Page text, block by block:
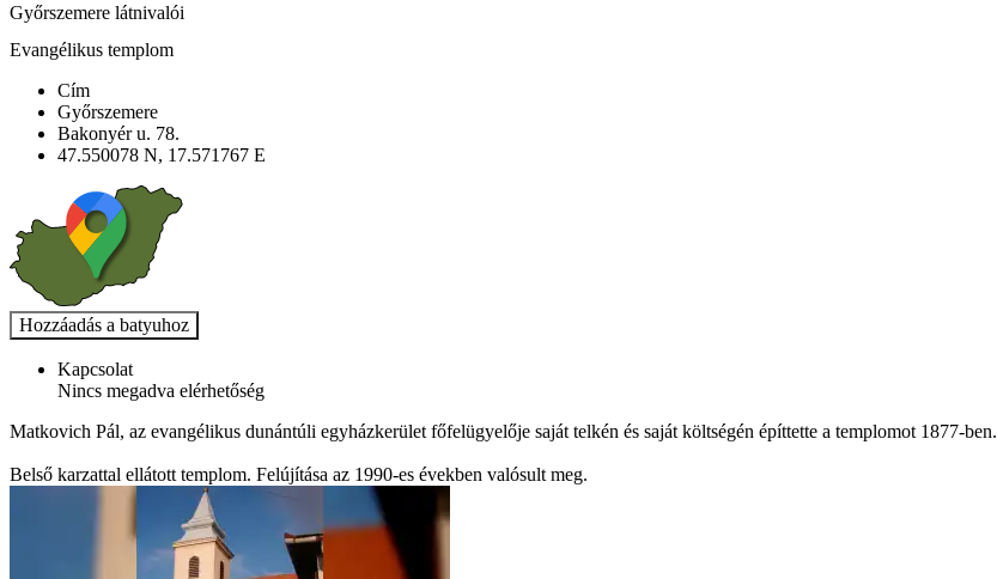
Győrszemere látnivalói
Evangélikus templom
Cím
Győrszemere
Bakonyér u. 78.
47.550078 N, 17.571767 E
Kapcsolat
Nincs megadva elérhetőség
Matkovich Pál, az evangélikus dunántúli egyházkerület főfelügyelője saját telkén és saját költségén építtette a templomot 1877-ben.
Belső karzattal ellátott templom. Felújítása az 1990-es években valósult meg.